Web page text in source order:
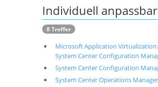
Individuell
8 Treffer
Microsoft Application
System Center Configuration
System Center Configuration
System Center Operations